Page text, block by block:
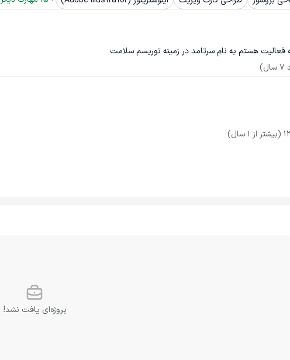
فعالیت هستم به نام سرتامد در زمینه توریسم سلامت
(بیشتر از 1 سال)
پروژه‌ای یافت نشد!